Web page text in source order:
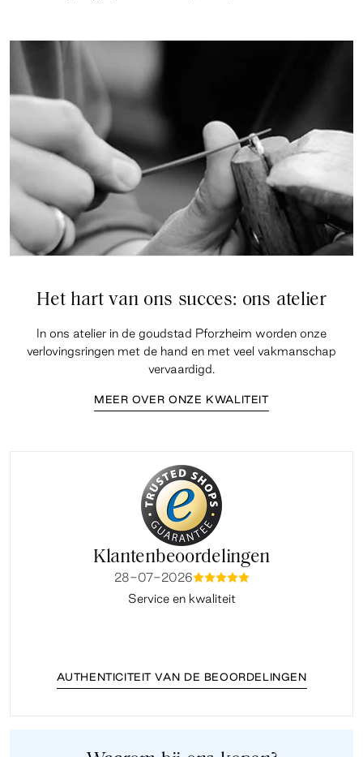
Het hart van ons succes: ons atelier
In ons atelier in de goudstad Pforzheim worden onze
verlovingsringen met de hand en met veel vakmanschap
vervaardigd.
MEER OVER ONZE KWALITEIT
Klantenbeoordelingen
28-07-2026mmmmm
Service en kwaliteit
AUTHENTICITEIT VAN DE BEOORDELINGEN